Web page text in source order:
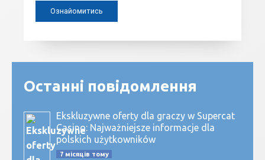
Ознайомитись
Останні повідомлення
Ekskluzywne oferty dla graczy w Supercat
Casino: Najważniejsze informacje dla
polskich użytkowników
7 місяців тому